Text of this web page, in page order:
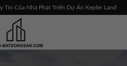
Tín Của Nhà Phát Triển Dự Án Kepler Land